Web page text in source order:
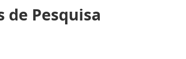
de Pesquisa